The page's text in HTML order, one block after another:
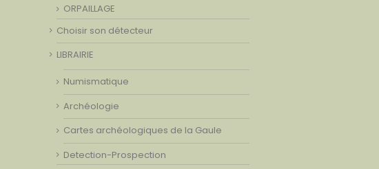
ORPAILLAGE
Choisir son détecteur
LIBRAIRIE
Numismatique
Archéologie
Cartes archéologiques de la Gaule
Detection-Prospection